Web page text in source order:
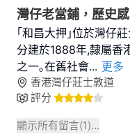
灣仔老當鋪，歷史
｢和昌大押｣位於灣仔
分建於1888年,隸屬香
之一｡在舊社會... 更多
香港灣仔莊士敦道
評分
顯示所有留言(1)...